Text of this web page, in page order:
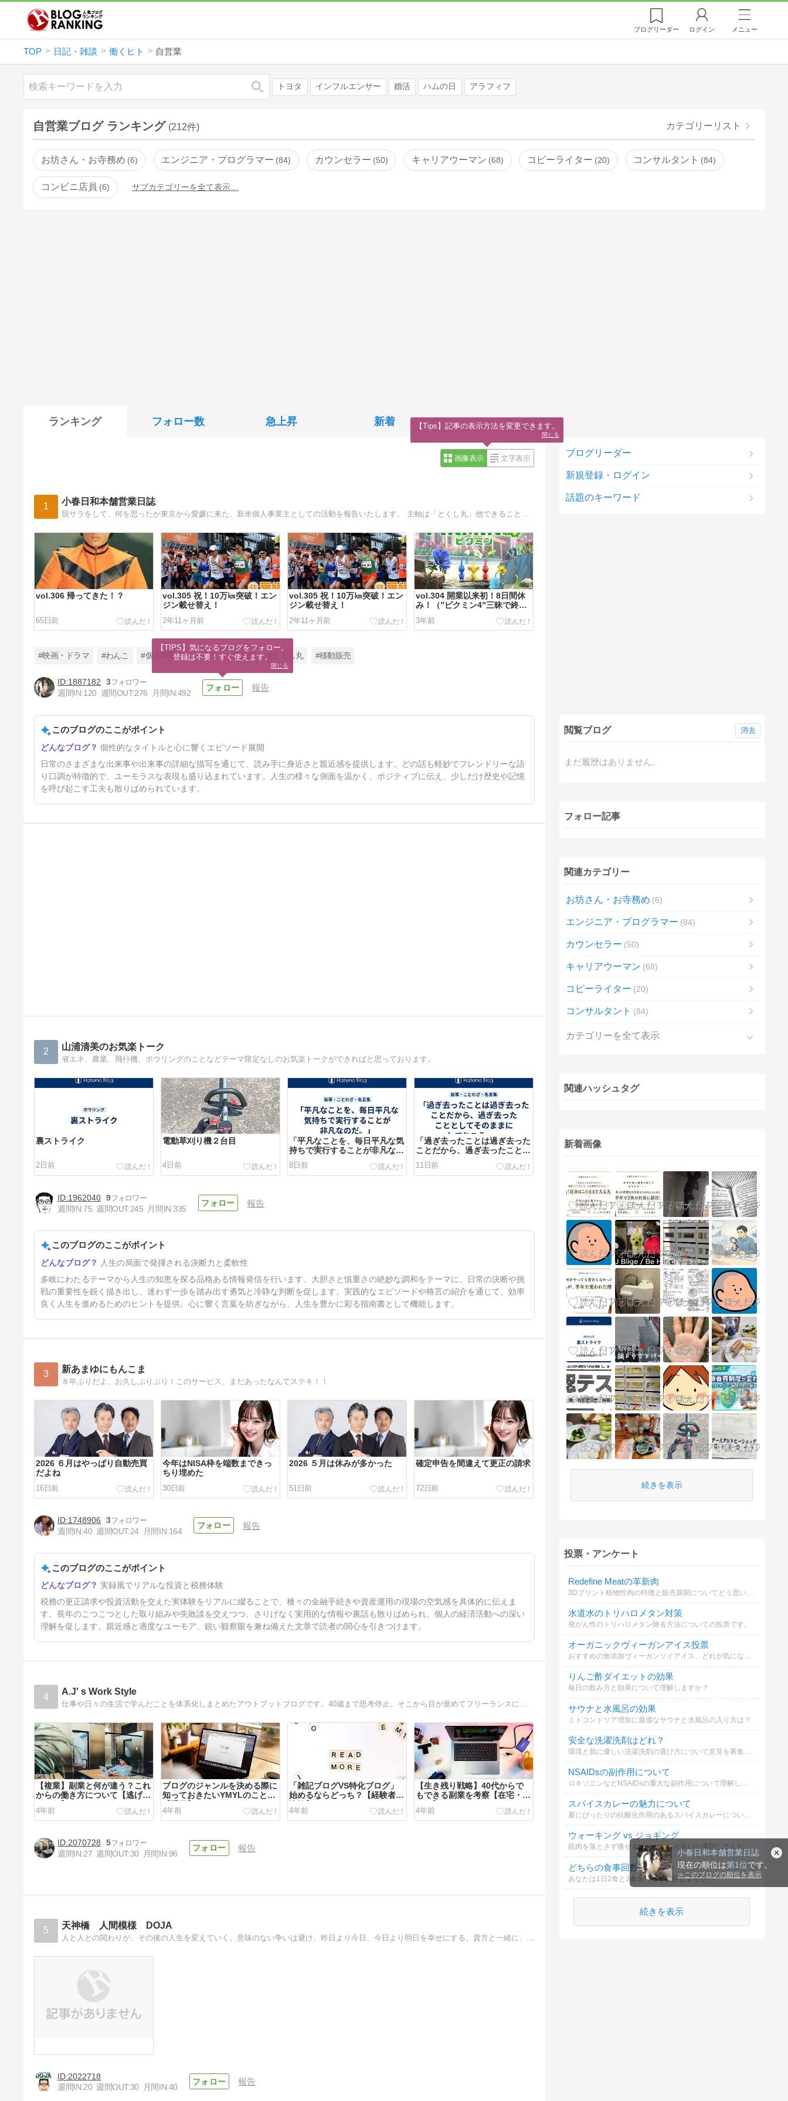
小春日和本舗営業日誌
現在の順位は第1位です。
≫ このブログの順位を表示
ブログリーダー ログイン メニュー
TOP 日記・雑談 働くヒト 自営業
検索 トヨタ インフルエンサー 婚活 ハムの日 アラフィフ
自営業ブログ ランキング (212件) カテゴリーリスト
お坊さん・お寺務め 6 エンジニア・プログラマー 84 カウンセラー 50 キャリアウーマン 68 コピーライター 20 コンサルタント 84
コンビニ店員 6 サブカテゴリーを全て表示…
ランキング フォロー数 急上昇 新着
画像表示 文字表示
1 小春日和本舗営業日誌
vol.306 帰ってきた！？
65日前
vol.305 祝！10万㎞突破！エン
ジン載せ替え！
2年11ヶ月前
vol.305 祝！10万㎞突破！エン
ジン載せ替え！
2年11ヶ月前
vol.304 開業以来初！8日間休
み！（”ピクミン4”三昧で終
3年前
み！（”ピクミン4”三昧で終
了・・・）
3年前
#映画・ドラマ #わんこ #個人事業主 #昭和 #愛媛県 #とくし丸 #移動販売
1887182
3
週間IN:120 週間OUT:276 月間IN:492
報告
このブログのここがポイント
個性的なタイトルと心に響くエピソード展開
日常のさまざまな出来事や出来事の詳細な描写を通じて、読み手に身近さと親近感を提供します。どの話も軽妙でフレンドリーな語
り口調が特徴的で、ユーモラスな表現も盛り込まれています。人生の様々な側面を温かく、ポジティブに伝え、少しだけ歴史や記憶
を呼び起こす工夫も散りばめられています。
2 山浦清美のお気楽トーク
省エネ、農業、飛行機、ボウリングのことなどテーマ限定なしのお気楽トークができればと思っております。
裏ストライク
2日前
電動草刈り機２台目
4日前
「平凡なことを、毎日平凡な気
持ちで実行することが非凡なの
だ。」
8日前
「過ぎ去ったことは過ぎ去った
ことだから、過ぎ去ったことと
してそのままにしておこう。」
11日前
「大胆、また大胆、そして常に
大胆。」
14日前
1962040 9
週間IN:75 週間OUT:245 月間IN:335
報告
このブログのここがポイント
人生の局面で発揮される決断力と柔軟性
多岐にわたるテーマから人生の知恵を探る品格ある情報発信を行います。大胆さと慎重さの絶妙な調和をテーマに、日常の決断や挑
戦の重要性を鋭く描き出し、迷わず一歩を踏み出す勇気と冷静な判断を促します。実践的なエピソードや格言の紹介を通じて、効率
良く人生を進めるためのヒントを提供。心に響く言葉を紡ぎながら、人生を豊かに彩る指南書として機能します。
3 新あまゆにもんこま
８年ぶりだよ、お久しぶりぶり！このサービス、まだあったなんてステキ！！
2026 ６月はやっぱり自動売買
だよね
16日前
今年はNISA枠を端数まできっ
ちり埋めた
30日前
2026 ５月は休みが多かった
51日前
確定申告を間違えて更正の請求
72日前
2026 ４月はやる気あったんで
すが
86日前
1748906
3
週間IN:40 週間OUT:24 月間IN:164
報告
このブログのここがポイント
実録風でリアルな投資と税務体験
税務の更正請求や投資活動を交えた実体験をリアルに綴ることで、種々の金融手続きや資産運用の現場の空気感を具体的に伝えま
す。長年のこつこつとした取り組みや失敗談を交えつつ、さりげなく実用的な情報や裏話も散りばめられ、個人の経済活動への深い
理解を促します。親近感と適度なユーモア、鋭い観察眼を兼ね備えた文章で読者の関心を引きつけます。
4 A.J' s Work Style
仕事や日々の生活で学んだことを体系化しまとめたアウトプットブログです。40歳まで思考停止。そこから目が覚めてフリーランスにチャレンジしました。自分がどれだけできるのか人生を懸けて実験中です。ブロガー・Webライター。文章に魂込めてます。
【複業】副業と何が違う？これ
からの働き方について【逃げ切
4年前
ブログのジャンルを決める際に
知っておきたいYMYLのこと
4年前
「雑記ブログVS特化ブログ」
始めるならどっち？【経験者が
4年前
【生き残り戦略】40代からで
もできる副業を考察【在宅・バ
4年前
本
2070728
5
週間IN:27 週間OUT:30 月間IN:96
報告
5 天神橋 人間模様 DOJA
2022718
週間IN:20 週間OUT:30 月間IN:40
報告
ブログリーダー
新規登録・ログイン
話題のキーワード
閲覧ブログ
まだ履歴はありません。
消去
フォロー記事
関連カテゴリー
お坊さん・お寺務め 6
エンジニア・プログラマー 84
カウンセラー 50
キャリアウーマン 68
コピーライター 20
コンサルタント 84
カテゴリーを全て表示
関連ハッシュタグ
新着画像
続きを表示
投票・アンケート
Redefine Meatの革新肉
3Dプリント植物性肉の特徴と販売展開についてどう思いますか？
水道水のトリハロメタン対策
発がん性のトリハロメタン除去方法についての投票です。
オーガニックヴィーガンアイス投票
おすすめの無添加ヴィーガンソイアイス、どれが気になる？
りんご酢ダイエットの効果
毎日の飲み方と効果について理解しますか？
サウナと水風呂の効果
ミトコンドリア増加に最適なサウナと水風呂の入り方は？
安全な洗濯洗剤はどれ？
環境と肌に優しい洗濯洗剤の選び方について意見を募集します。
NSAIDsの副作用について
ロキソニンなどNSAIDsの重大な副作用について理解しましょう
スパイスカレーの魅力について
夏にぴったりの抗酸化作用のあるスパイスカレーについてどう思いますか
ウォーキング vs ジョギング
筋肉を落とさず痩せるにはどちらが良いか選択してください
どちらの食事回数が良いか
あなたは1日2食と3食どちらを支持しますか
続きを表示
【TIPS】気になるブログをフォロー。
登録は不要！すぐ使えます。
閉じる
【Tips】記事の表示方法を変更できます。
閉じる